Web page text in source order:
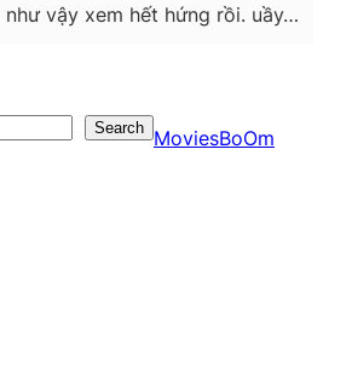
như vậy xem hết hứng rồi. uầy…
Search MoviesBoOm